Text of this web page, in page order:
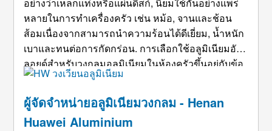
หลายในการทำเครื่องครัว เช่น หม้อ, จานและช้อน
ส้อมเนื่องจากสามารถนำความร้อนได้ดีเยี่ยม, น้ำหนัก
เบาและทนต่อการกัดกร่อน. การเลือกใช้อลูมิเนียมอัล
ลอยด์สำหรับวงกลมอลูมิเนียมในห้องครัวขึ้นอยู่กับข้อ
กำหนดเฉพาะของเครื่องครัว, เช่นความแข็งแกร่ง,
ความสามารถในการแปรรูป, คุณสมบัติทางความร้อน
และการตกแต่งพื้นผิว. อัล ...
ผู้จัดจำหน่ายอลูมิเนียมวงกลม - Henan
Huawei Aluminium